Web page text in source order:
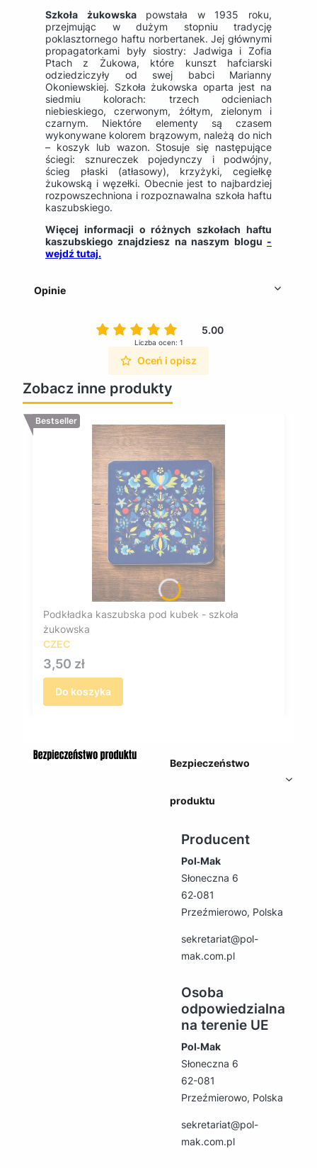
Szkoła żukowskapowstała w 1935 roku,
przejmując w dużym stopniu tradycję
poklasztornego haftu norbertanek. Jej głównymi
propagatorkami były siostry: Jadwiga i Zofia
Ptach z Żukowa, które kunszt hafciarski
odziedziczyły od swej babci Marianny
Okoniewskiej. Szkoła żukowska oparta jest na
siedmiu kolorach: trzech odcieniach
niebieskiego, czerwonym, żółtym, zielonym i
czarnym. Niektóre elementy są czasem
wykonywane kolorem brązowym, należą do nich
– koszyk lub wazon. Stosuje się następujące
ściegi: sznureczek pojedynczy i podwójny,
ścieg płaski (atłasowy), krzyżyki, cegiełkę
żukowską i węzełki. Obecnie jest to najbardziej
rozpowszechniona i rozpoznawalna szkoła haftu
kaszubskiego.
Więcej informacji o różnych szkołach haftu
kaszubskiego znajdziesz na naszym blogu -
wejdź tutaj.
Opinie
5.00
Liczba ocen: 1
Oceń i opisz
Zobacz inne produkty
Bestseller
Podkładka kaszubska pod kubek - szkoła
żukowska
CZEC
Cena
3,50 zł
Do koszyka
Bezpieczeństwo
produktu
Producent
Pol‑Mak
Słoneczna 6
62‑081
Przeźmierowo, Polska
sekretariat@pol-
mak.com.pl
Osoba
odpowiedzialna
na terenie UE
Pol‑Mak
Słoneczna 6
62-081
Przeźmierowo, Polska
sekretariat@pol-
mak.com.pl